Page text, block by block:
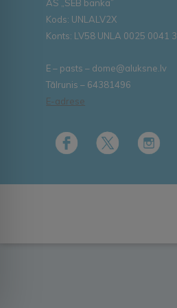
AS „SEB banka”
Kods: UNLALV2X
Konts: LV58 UNLA 0025 0041
E – pasts – dome@aluksne.lv
Tālrunis – 64381496
E-adrese